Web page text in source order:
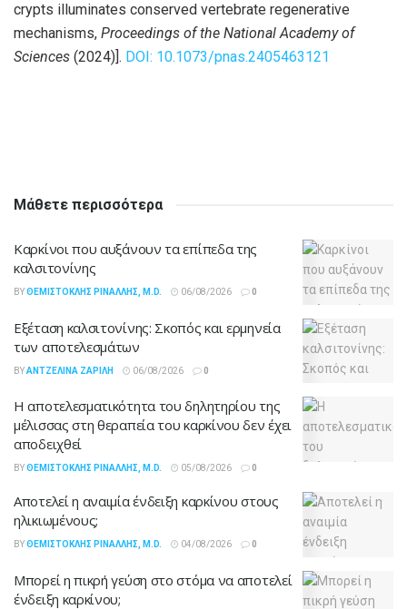
crypts illuminates conserved vertebrate regenerative
mechanisms, Proceedings of the National Academy of
Sciences (2024)]. DOI: 10.1073/pnas.2405463121
Μάθετε περισσότερα
Καρκίνοι που αυξάνουν τα επίπεδα της
καλσιτονίνης
BYΘΕΜΙΣΤΟΚΛΉΣ ΡΙΝΆΛΛΗΣ, M.D. 06/08/2026 0
Εξέταση καλσιτονίνης: Σκοπός και ερμηνεία
των αποτελεσμάτων
BYΑΝΤΖΕΛΊΝΑ ΖΑΡΊΛΗ 06/08/2026 0
Η αποτελεσματικότητα του δηλητηρίου της
μέλισσας στη θεραπεία του καρκίνου δεν έχει
αποδειχθεί
BYΘΕΜΙΣΤΟΚΛΉΣ ΡΙΝΆΛΛΗΣ, M.D. 05/08/2026 0
Αποτελεί η αναιμία ένδειξη καρκίνου στους
ηλικιωμένους;
BYΘΕΜΙΣΤΟΚΛΉΣ ΡΙΝΆΛΛΗΣ, M.D. 04/08/2026 0
Μπορεί η πικρή γεύση στο στόμα να αποτελεί
ένδειξη καρκίνου;